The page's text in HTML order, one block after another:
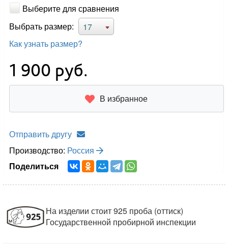
Выберите для сравнения
Выбрать размер:
17
Как узнать размер?
1 900 руб.
В избранное
Отправить другу
Производство: Россия
Поделиться
На изделии стоит 925 проба (оттиск)
Государственной пробирной инспекции